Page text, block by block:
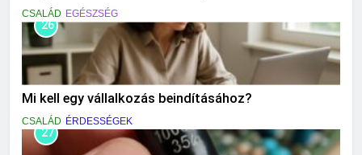
CSALÁD EGÉSZSÉG
26
Mi kell egy vállalkozás beindításához?
CSALÁD ÉRDESSÉGEK
27